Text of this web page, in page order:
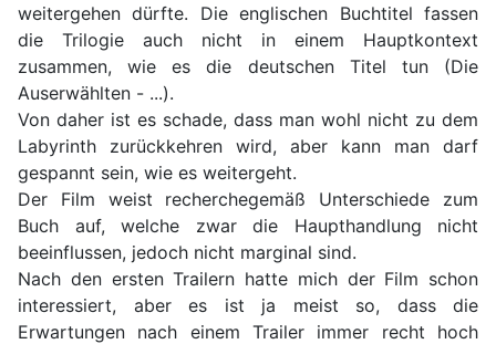
weitergehen dürfte. Die englischen Buchtitel fassen
die Trilogie auch nicht in einem Hauptkontext
zusammen, wie es die deutschen Titel tun (Die
Auserwählten - ...).
Von daher ist es schade, dass man wohl nicht zu dem
Labyrinth zurückkehren wird, aber kann man darf
gespannt sein, wie es weitergeht.
Der Film weist recherchegemäß Unterschiede zum
Buch auf, welche zwar die Haupthandlung nicht
beeinflussen, jedoch nicht marginal sind.
Nach den ersten Trailern hatte mich der Film schon
interessiert, aber es ist ja meist so, dass die
Erwartungen nach einem Trailer immer recht hoch